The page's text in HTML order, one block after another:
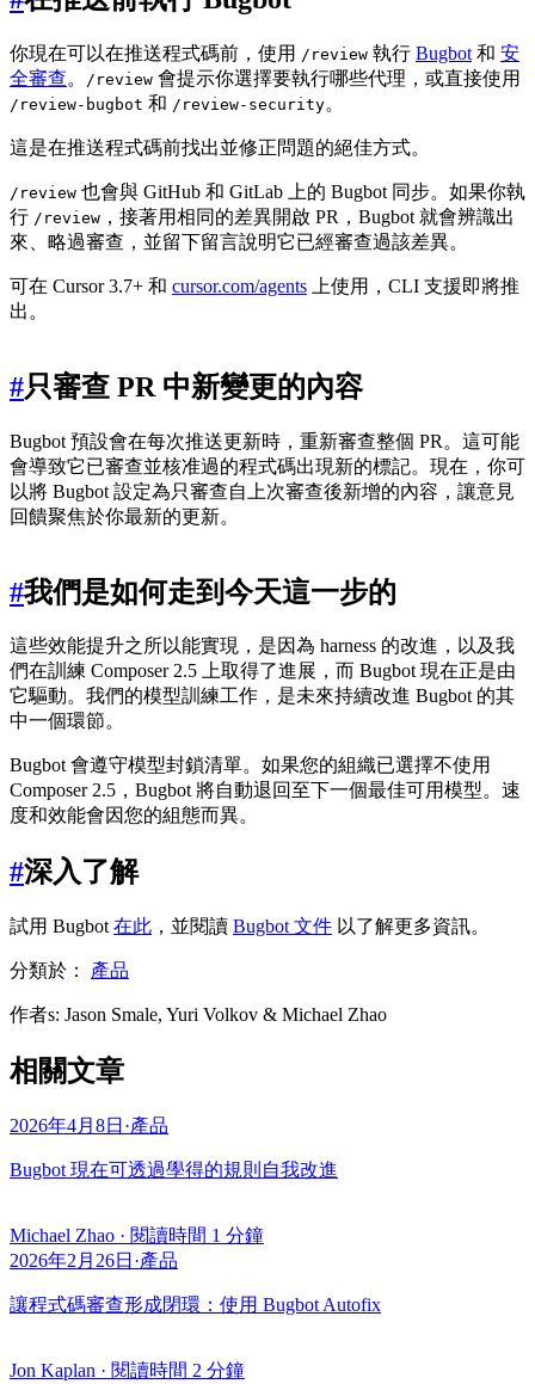
你現在可以在推送程式碼前，使用 /review 執行 Bugbot 和 安
全審查。 /review 會提示你選擇要執行哪些代理，或直接使用
/review-bugbot 和 /review-security。
這是在推送程式碼前找出並修正問題的絕佳方式。
/review 也會與 GitHub 和 GitLab 上的 Bugbot 同步。如果你執
行 /review ，接著用相同的差異開啟 PR，Bugbot 就會辨識出
來、略過審查，並留下留言說明它已經審查過該差異。
可在 Cursor 3.7+ 和 cursor.com/agents 上使用，CLI 支援即將推
出。
#只審查 PR 中新變更的內容
Bugbot 預設會在每次推送更新時，重新審查整個 PR。這可能
會導致它已審查並核准過的程式碼出現新的標記。現在，你可
以將 Bugbot 設定為只審查自上次審查後新增的內容，讓意見
回饋聚焦於你最新的更新。
#我們是如何走到今天這一步的
這些效能提升之所以能實現，是因為 harness 的改進，以及我
們在訓練 Composer 2.5 上取得了進展，而 Bugbot 現在正是由
它驅動。我們的模型訓練工作，是未來持續改進 Bugbot 的其
中一個環節。
Bugbot 會遵守模型封鎖清單。如果您的組織已選擇不使用
Composer 2.5，Bugbot 將自動退回至下一個最佳可用模型。速
度和效能會因您的組態而異。
#深入了解
試用 Bugbot 在此 ，並閱讀 Bugbot 文件 以了解更多資訊。
分類於： 產品
作者s: Jason Smale, Yuri Volkov & Michael Zhao
相關文章
2026年4月8日 ·產品
Bugbot 現在可透過學得的規則自我改進
Michael Zhao · 閱讀時間 1 分鐘
2026年2月26日 ·產品
讓程式碼審查形成閉環：使用 Bugbot Autofix
Jon Kaplan · 閱讀時間 2 分鐘